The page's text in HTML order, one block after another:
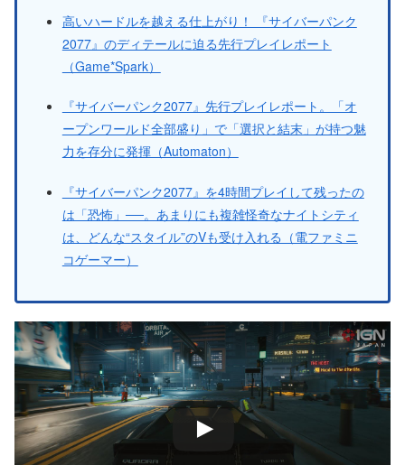
高いハードルを越える仕上がり！ 『サイバーパンク
2077』のディテールに迫る先行プレイレポート
（Game*Spark）
『サイバーパンク2077』先行プレイレポート。「オ
ープンワールド全部盛り」で「選択と結末」が持つ魅
力を存分に発揮（Automaton）
『サイバーパンク2077』を4時間プレイして残ったの
は「恐怖」──。あまりにも複雑怪奇なナイトシティ
は、どんな“スタイル”のVも受け入れる（電ファミニ
コゲーマー）